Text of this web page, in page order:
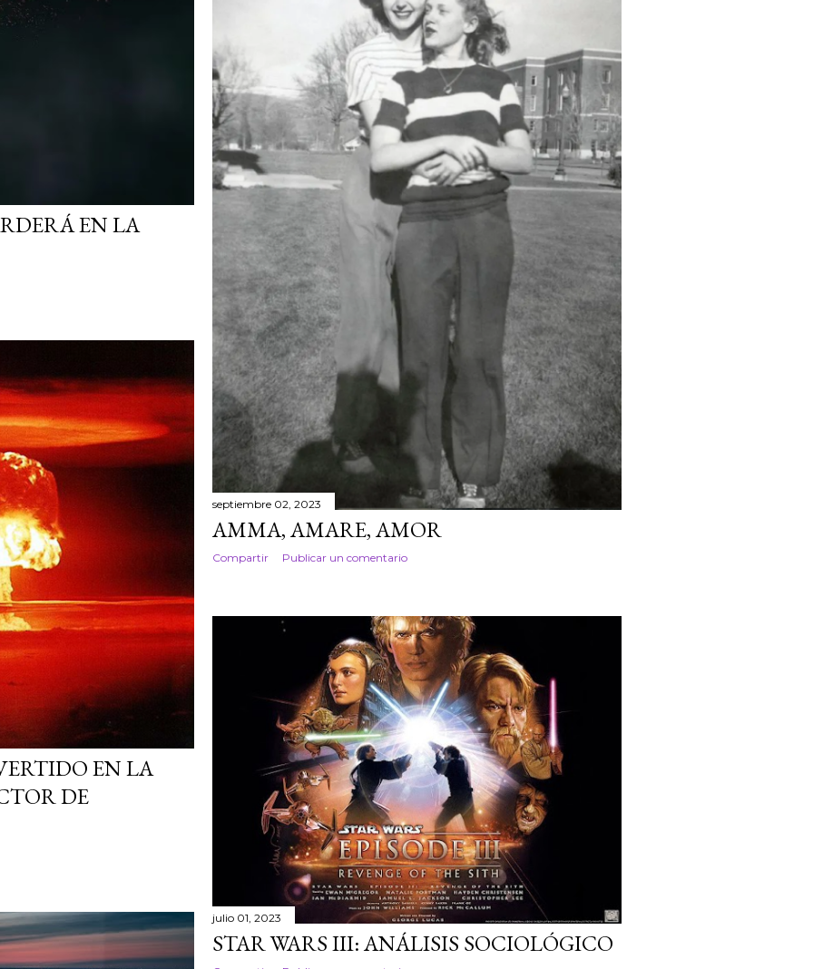
EN LA
septiembre 02, 2023
AMMA, AMARE, AMOR
Compartir Publicar un comentario
EN LA
DE
julio 01, 2023
STAR WARS III: ANÁLISIS SOCIOLÓGICO